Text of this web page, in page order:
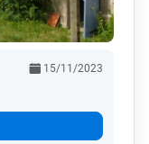
15/11/2023